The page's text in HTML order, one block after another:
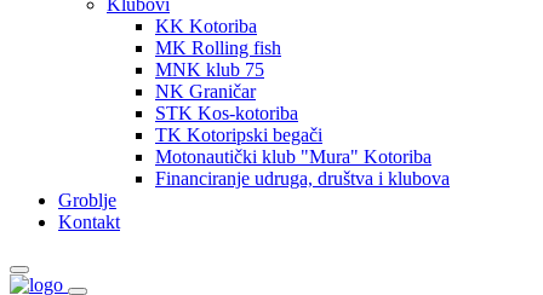
Klubovi
KK Kotoriba
MK Rolling fish
MNK klub 75
NK Graničar
STK Kos-kotoriba
TK Kotoripski begači
Motonautički klub "Mura" Kotoriba
Financiranje udruga, društva i klubova
Groblje
Kontakt